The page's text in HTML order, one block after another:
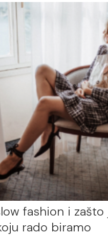
fashion i zašto
rado biramo